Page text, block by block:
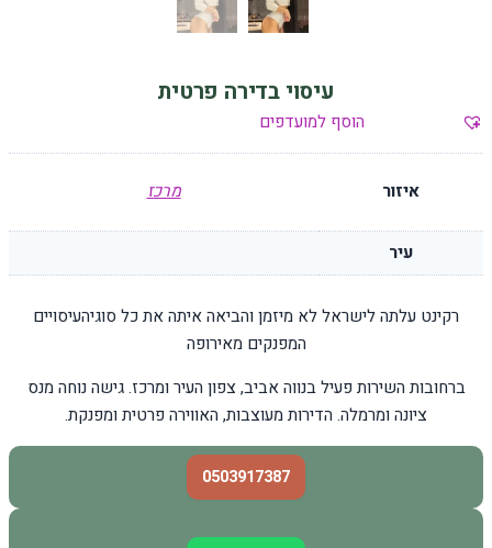
עיסוי בדירה פרטית
הוסף למועדפים
איזור מרכז
עיר
רקינט עלתה לישראל לא מיזמן והביאה איתה את כל סוגיהעיסויים
המפנקים מאירופה
ברחובות השירות פעיל בנווה אביב, צפון העיר ומרכז. גישה נוחה מנס
ציונה ומרמלה. הדירות מעוצבות, האווירה פרטית ומפנקת.
0503917387